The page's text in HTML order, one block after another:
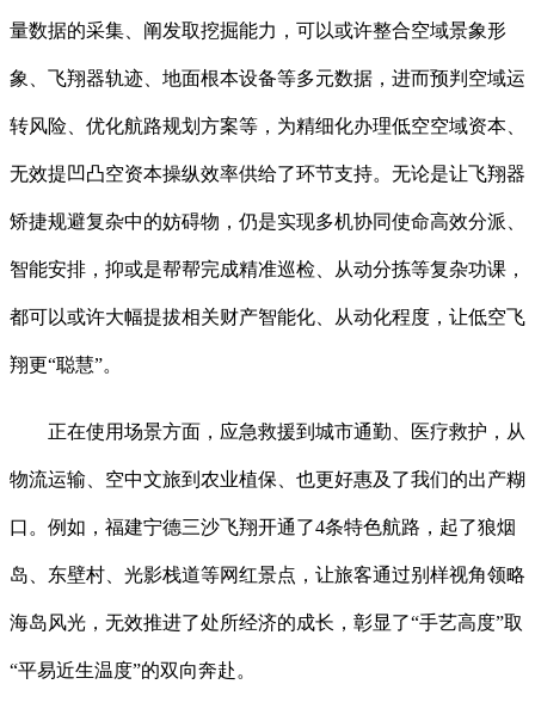
量数据的采集、阐发取挖掘能力，可以或许整合空域景象形
象、飞翔器轨迹、地面根本设备等多元数据，进而预判空域运
转风险、优化航路规划方案等，为精细化办理低空空域资本、
无效提凹凸空资本操纵效率供给了环节支持。无论是让飞翔器
矫捷规避复杂中的妨碍物，仍是实现多机协同使命高效分派、
智能安排，抑或是帮帮完成精准巡检、从动分拣等复杂功课，
都可以或许大幅提拔相关财产智能化、从动化程度，让低空飞
翔更“聪慧”。
正在使用场景方面，应急救援到城市通勤、医疗救护，从
物流运输、空中文旅到农业植保、也更好惠及了我们的出产糊
口。例如，福建宁德三沙飞翔开通了4条特色航路，起了狼烟
岛、东壁村、光影栈道等网红景点，让旅客通过别样视角领略
海岛风光，无效推进了处所经济的成长，彰显了“手艺高度”取
“平易近生温度”的双向奔赴。